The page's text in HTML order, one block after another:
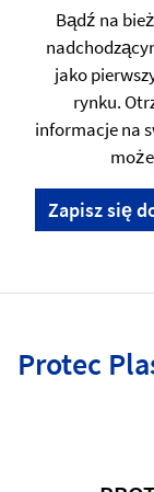
Bądź na
jako
rynku.
informacje na
Zapisz się
Protec